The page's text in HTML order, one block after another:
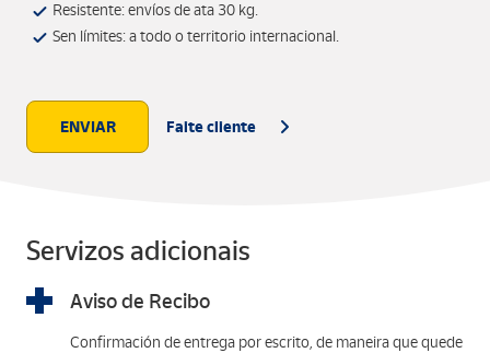
Resistente: envíos de ata 30 kg.
Sen límites: a todo o territorio internacional.
ENVIAR Faite cliente
Servizos adicionais
Aviso de Recibo
Confirmación de entrega por escrito, de maneira que quede